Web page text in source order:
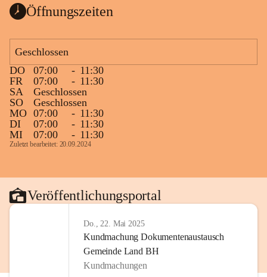
Öffnungszeiten
Geschlossen
DO
07:00 - 11:30
FR
07:00 - 11:30
SA
Geschlossen
SO
Geschlossen
MO 07:00 - 11:30
DI
07:00 - 11:30
MI
07:00 - 11:30
Zuletzt bearbeitet: 20.09.2024
Veröffentlichungsportal
Do., 22. Mai 2025
Kundmachung Dokumentenaustausch
Gemeinde Land BH
Kundmachungen